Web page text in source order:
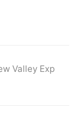
Valley Exp